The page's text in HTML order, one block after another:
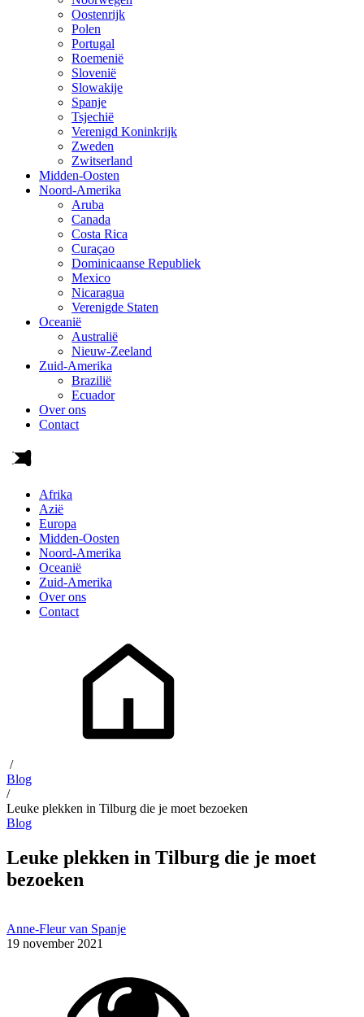
Oostenrijk
Polen
Portugal
Roemenië
Slovenië
Slowakije
Spanje
Tsjechië
Verenigd Koninkrijk
Zweden
Zwitserland
Midden-Oosten
Noord-Amerika
Aruba
Canada
Costa Rica
Curaçao
Dominicaanse Republiek
Mexico
Nicaragua
Verenigde Staten
Oceanië
Australië
Nieuw-Zeeland
Zuid-Amerika
Brazilië
Ecuador
Over ons
Contact
Afrika
Azië
Europa
Midden-Oosten
Noord-Amerika
Oceanië
Zuid-Amerika
Over ons
Contact
/
Blog
/
Leuke plekken in Tilburg die je moet bezoeken
Blog
Leuke plekken in Tilburg die je moet
bezoeken
Anne-Fleur van Spanje
19 november 2021